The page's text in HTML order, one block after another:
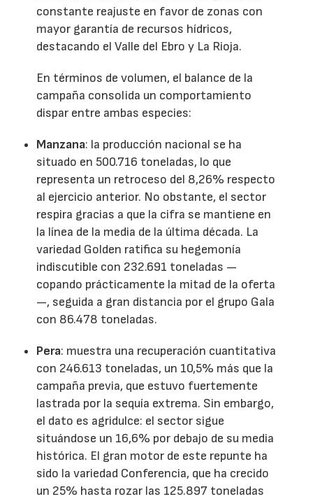
constante reajuste en favor de zonas con
mayor garantía de recursos hídricos,
destacando el Valle del Ebro y La Rioja.
En términos de volumen, el balance de la
campaña consolida un comportamiento
dispar entre ambas especies:
Manzana: la producción nacional se ha
situado en 500.716 toneladas, lo que
representa un retroceso del 8,26% respecto
al ejercicio anterior. No obstante, el sector
respira gracias a que la cifra se mantiene en
la línea de la media de la última década. La
variedad Golden ratifica su hegemonía
indiscutible con 232.691 toneladas —
copando prácticamente la mitad de la oferta
—, seguida a gran distancia por el grupo Gala
con 86.478 toneladas.
Pera: muestra una recuperación cuantitativa
con 246.613 toneladas, un 10,5% más que la
campaña previa, que estuvo fuertemente
lastrada por la sequía extrema. Sin embargo,
el dato es agridulce: el sector sigue
situándose un 16,6% por debajo de su media
histórica. El gran motor de este repunte ha
sido la variedad Conferencia, que ha crecido
un 25% hasta rozar las 125.897 toneladas